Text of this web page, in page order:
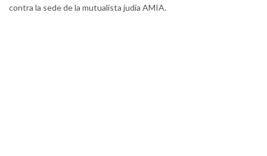
contra la sede de la mutualista judía AMIA.